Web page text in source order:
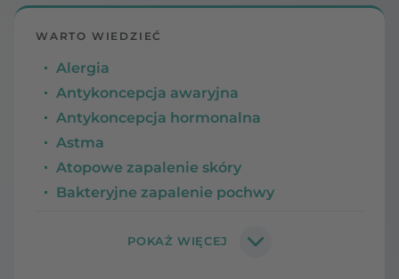
WARTO WIEDZIEĆ
Alergia
Antykoncepcja awaryjna
Antykoncepcja hormonalna
Astma
Atopowe zapalenie skóry
Bakteryjne zapalenie pochwy